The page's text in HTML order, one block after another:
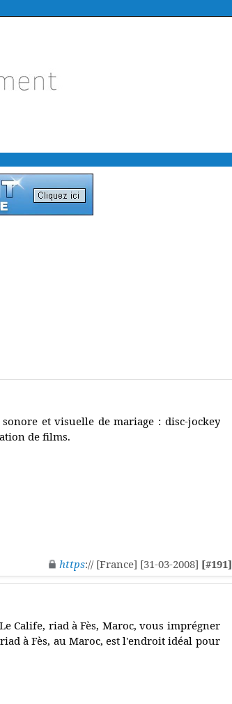
et visuelle de mariage : disc-jockey
de films.
https:// [France] [31-03-2008] [#191]
Calife, riad à Fès, Maroc, vous imprégner
à Fès, au Maroc, est l'endroit idéal pour